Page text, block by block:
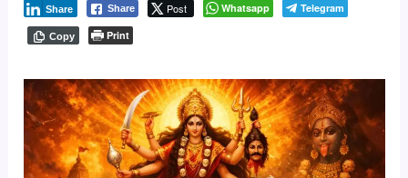
Share Post
Share Whatsapp Telegram
Copy Print